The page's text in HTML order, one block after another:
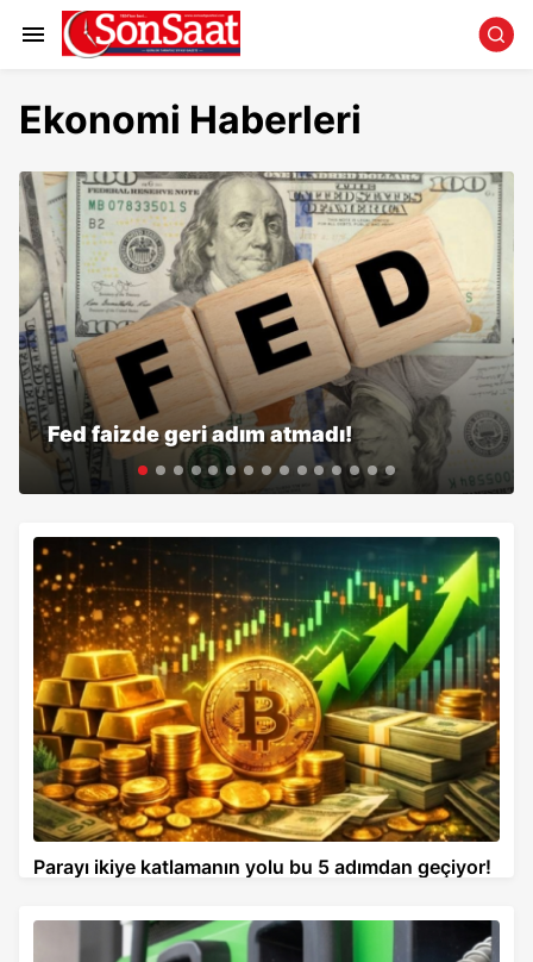
Ekonomi Haberleri
Fed faizde geri adım atmadı!
Parayı ikiye katlamanın yolu bu 5 adımdan geçiyor!